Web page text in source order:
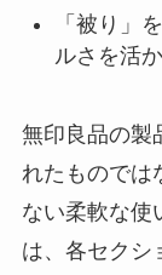
「被り」
ルさを活
無印良品の製
れたものでは
ない柔軟な使
は、各セクシ